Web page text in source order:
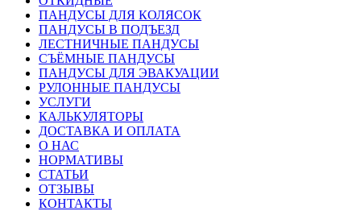
ПАНДУСЫ ДЛЯ КОЛЯСОК
ПАНДУСЫ В ПОДЪЕЗД
ЛЕСТНИЧНЫЕ ПАНДУСЫ
СЪЁМНЫЕ ПАНДУСЫ
ПАНДУСЫ ДЛЯ ЭВАКУАЦИИ
РУЛОННЫЕ ПАНДУСЫ
УСЛУГИ
КАЛЬКУЛЯТОРЫ
ДОСТАВКА И ОПЛАТА
О НАС
НОРМАТИВЫ
СТАТЬИ
ОТЗЫВЫ
КОНТАКТЫ